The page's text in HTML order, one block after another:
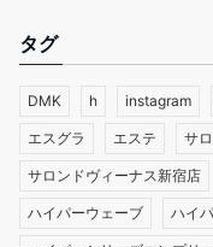
タグ
DMK h instagram
エスグラ エステ サ
サロンドヴィーナス新宿店
ハイパーウェーブ ハイ